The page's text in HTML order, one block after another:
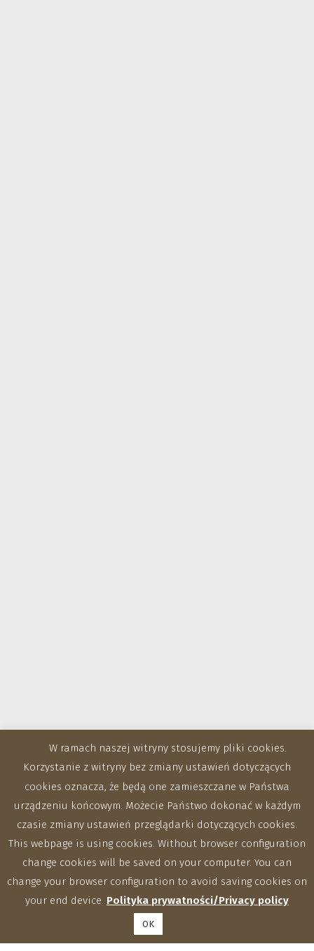
Zakłady
W ramach naszej witryny stosujemy pliki cookies.
Korzystanie z witryny bez zmiany ustawień dotyczących
cookies oznacza, że będą one zamieszczane w Państwa
urządzeniu końcowym. Możecie Państwo dokonać w każdym
czasie zmiany ustawień przeglądarki dotyczących cookies.
This webpage is using cookies. Without browser configuration
change cookies will be saved on your computer. You can
change your browser configuration to avoid saving cookies on
your end device. Polityka prywatności/Privacy policy
OK